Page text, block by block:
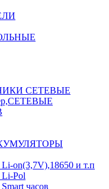
СЕТЕВЫЕ
и т.п
Pol
часов